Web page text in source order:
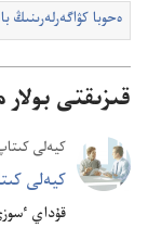
ە‌حوبا
قىزىقتى بولار
كيە‌لى
كيە‌لى
قۇ‌داي